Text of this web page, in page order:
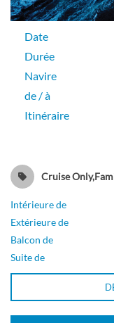
Cabine à balcon
Balcon
Cabine spacieuse
Pont 06
Extérieure
Date
Durée
Navire
de / à
Itinéraire
Cruise
Intérieure de
Extérieure de
Balcon de
Suite de